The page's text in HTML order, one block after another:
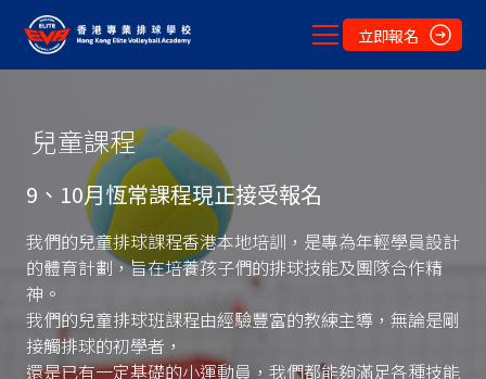
立即報名
兒童課程
9、10月恆常課程現正接受報名
我們的兒童排球課程香港本地培訓，是專為年輕學員設計
的體育計劃，旨在培養孩子們的排球技能及團隊合作精
神。
我們的兒童排球班課程由經驗豐富的教練主導，無論是剛
接觸排球的初學者，
還是已有一定基礎的小運動員，我們都能夠滿足各種技能